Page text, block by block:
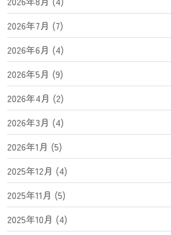
2026年7月 (7)
2026年6月 (4)
2026年5月 (9)
2026年4月 (2)
2026年3月 (4)
2026年1月 (5)
2025年12月 (4)
2025年11月 (5)
2025年10月 (4)